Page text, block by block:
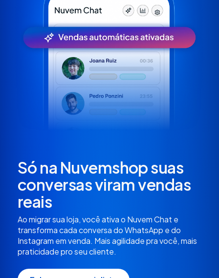
Só na Nuvemshop suas
conversas viram vendas
reais
Ao migrar sua loja, você ativa o Nuvem Chat e
transforma cada conversa do WhatsApp e do
Instagram em venda. Mais agilidade pra você, mais
praticidade pro seu cliente.